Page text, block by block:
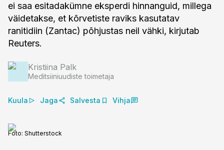
ei saa esitadakümne eksperdi hinnanguid, millega
väidetakse, et kõrvetiste raviks kasutatav
ranitidiin (Zantac) põhjustas neil vähki, kirjutab
Reuters.
Kristiina Palk
Meditsiiniuudiste toimetaja
Kuula Jaga Salvesta Vihja
Foto: Shutterstock